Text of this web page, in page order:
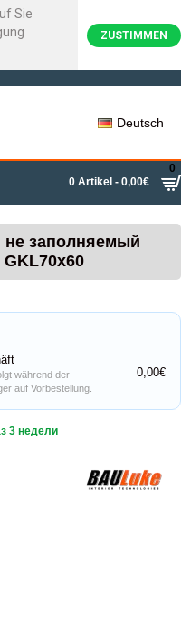
Sie
ZUSTIMMEN
Deutsch
0 Artikel - 0,00€
0
заполняемый
3 недели
während der
auf Vorbestellung.
0,00€